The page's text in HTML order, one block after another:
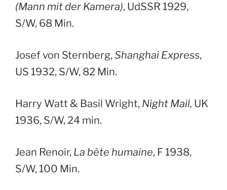
(Mann mit der Kamera), UdSSR 1929,
S/W, 68 Min.
Josef von Sternberg,Shanghai Express,
US 1932, S/W, 82 Min.
Harry Watt & Basil Wright, Night Mail, UK
1936, S/W, 24 min.
Jean Renoir, La bête humaine, F 1938,
S/W, 100 Min.